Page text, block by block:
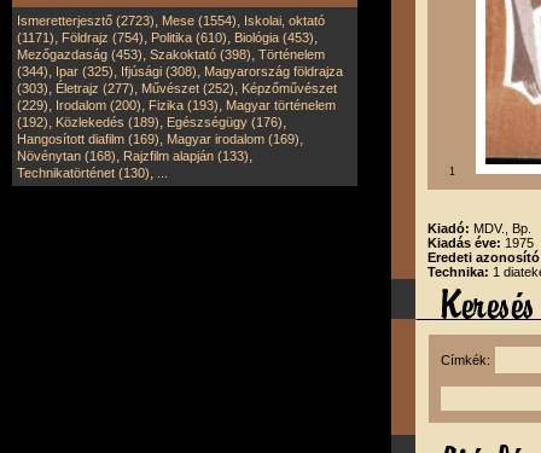
Ismeretterjesztő (2723), Mese (1554), Iskolai, oktató
(1171), Földrajz (754), Politika (610), Biológia (453),
Mezőgazdaság (453), Szakoktató (398), Történelem
(344), Ipar (325), Ifjúsági (308), Magyarország földrajza
(303), Életrajz (277), Művészet (252), Képzőművészet
(229), Irodalom (200), Fizika (193), Magyar történelem
(192), Közlekedés (189), Egészségügy (176),
Hangosított diafilm (169), Magyar irodalom (169),
Növénytan (168), Rajzfilm alapján (133),
Technikatörténet (130), 1
Kiadó: MDV., Bp.
Kiadás éve: 1975
Eredeti
Technika: 1
Címkék: